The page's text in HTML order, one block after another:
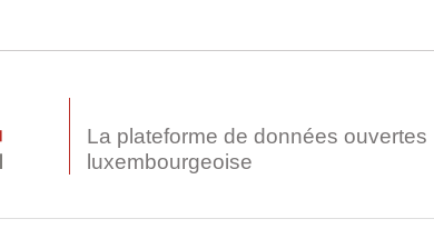
La plateforme de données ouvertes